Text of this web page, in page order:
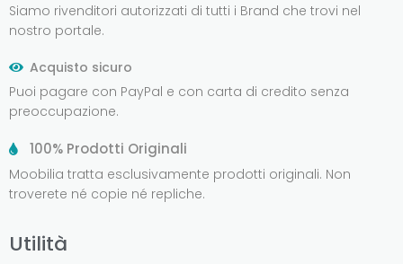
Siamo rivenditori autorizzati di tutti i Brand che trovi nel
nostro portale.
Acquisto sicuro
Puoi pagare con PayPal e con carta di credito senza
preoccupazione.
100% Prodotti Originali
Moobilia tratta esclusivamente prodotti originali. Non
troverete né copie né repliche.
Utilità